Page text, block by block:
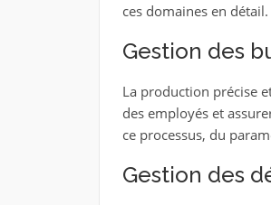
ces domaines en détail.
Gestion des
La production précise
des employés et
ce processus, du
Gestion des